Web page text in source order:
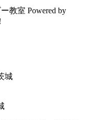
教室 Powered by